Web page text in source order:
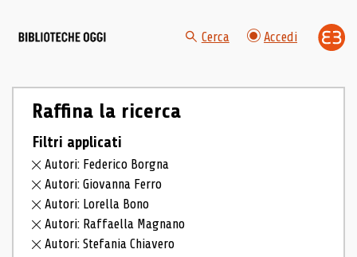
Cerca Accedi
Raffina la ricerca
Filtri applicati
Autori: Federico Borgna
Autori: Giovanna Ferro
Autori: Lorella Bono
Autori: Raffaella Magnano
Autori: Stefania Chiavero